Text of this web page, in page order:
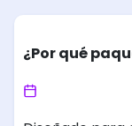
¿Por qué